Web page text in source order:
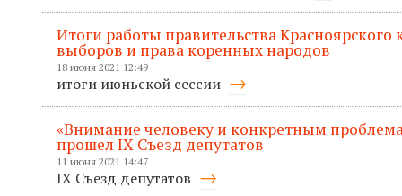
Итоги работы правительства Красноярского
выборов и права коренных народов
18 июня 2021 12:49
итоги июньской сессии
«Внимание человеку и конкретным
прошел IX Съезд депутатов
11 июня 2021 14:47
IX Съезд депутатов